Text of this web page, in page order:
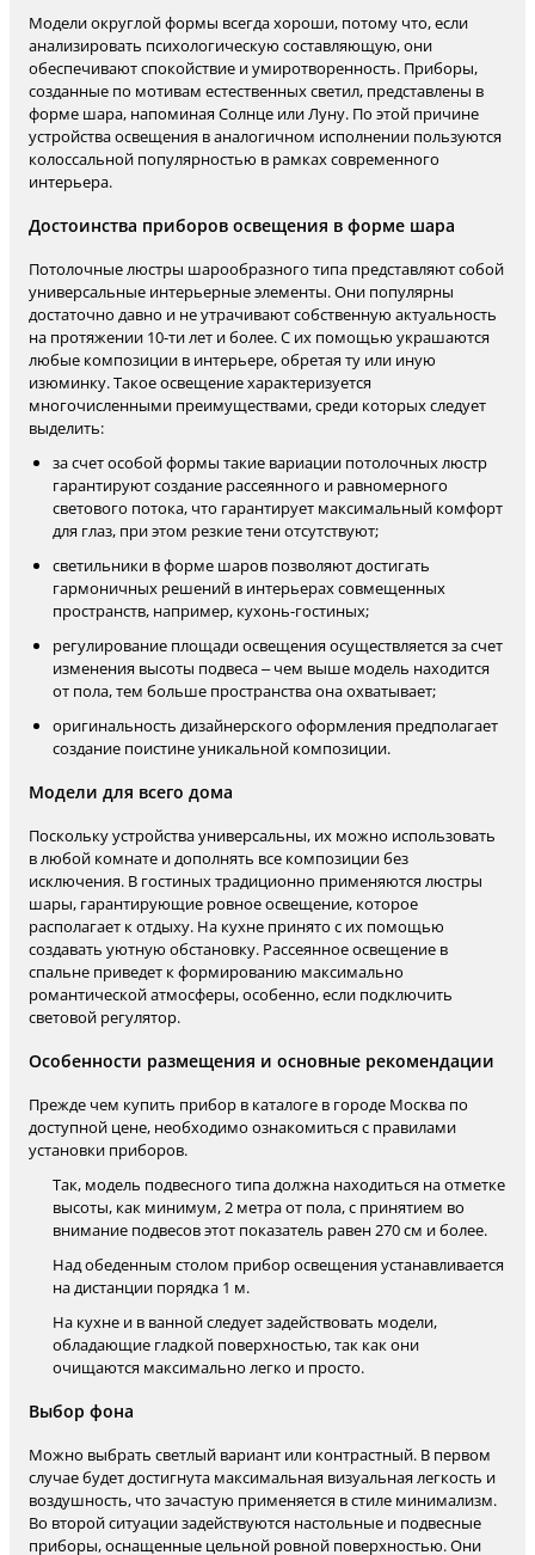
Модели округлой формы всегда хороши, потому что, если
анализировать психологическую составляющую, они
обеспечивают спокойствие и умиротворенность. Приборы,
созданные по мотивам естественных светил, представлены в
форме шара, напоминая Солнце или Луну. По этой причине
устройства освещения в аналогичном исполнении пользуются
колоссальной популярностью в рамках современного
интерьера.
Достоинства приборов освещения в форме шара
Потолочные люстры шарообразного типа представляют собой
универсальные интерьерные элементы. Они популярны
достаточно давно и не утрачивают собственную актуальность
на протяжении 10-ти лет и более. С их помощью украшаются
любые композиции в интерьере, обретая ту или иную
изюминку. Такое освещение характеризуется
многочисленными преимуществами, среди которых следует
выделить:
за счет особой формы такие вариации потолочных люстр
гарантируют создание рассеянного и равномерного
светового потока, что гарантирует максимальный комфорт
для глаз, при этом резкие тени отсутствуют;
светильники в форме шаров позволяют достигать
гармоничных решений в интерьерах совмещенных
пространств, например, кухонь-гостиных;
регулирование площади освещения осуществляется за счет
изменения высоты подвеса – чем выше модель находится
от пола, тем больше пространства она охватывает;
оригинальность дизайнерского оформления предполагает
создание поистине уникальной композиции.
Модели для всего дома
Поскольку устройства универсальны, их можно использовать
в любой комнате и дополнять все композиции без
исключения. В гостиных традиционно применяются люстры
шары, гарантирующие ровное освещение, которое
располагает к отдыху. На кухне принято с их помощью
создавать уютную обстановку. Рассеянное освещение в
спальне приведет к формированию максимально
романтической атмосферы, особенно, если подключить
световой регулятор.
Особенности размещения и основные рекомендации
Прежде чем купить прибор в каталоге в городе Москва по
доступной цене, необходимо ознакомиться с правилами
установки приборов.
Так, модель подвесного типа должна находиться на отметке
высоты, как минимум, 2 метра от пола, с принятием во
внимание подвесов этот показатель равен 270 см и более.
Над обеденным столом прибор освещения устанавливается
на дистанции порядка 1 м.
На кухне и в ванной следует задействовать модели,
обладающие гладкой поверхностью, так как они
очищаются максимально легко и просто.
Выбор фона
Можно выбрать светлый вариант или контрастный. В первом
случае будет достигнута максимальная визуальная легкость и
воздушность, что зачастую применяется в стиле минимализм.
Во второй ситуации задействуются настольные и подвесные
приборы, оснащенные цельной ровной поверхностью. Они